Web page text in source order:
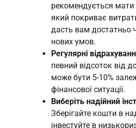
рекомендується
який покриває
дасть вам достатньо
нових умов.
Регулярні
певний відсоток від
може бути 5-10%
фінансової ситуації.
Виберіть надійний
Зберігайте кошти в
інвестуйте в